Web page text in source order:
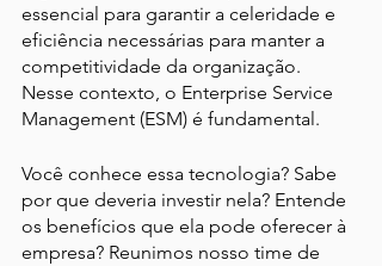
essencial para garantir a celeridade e
eficiência necessárias para manter a
competitividade da organização.
Nesse contexto, o Enterprise Service
Management (ESM) é fundamental.
Você conhece essa tecnologia? Sabe
por que deveria investir nela? Entende
os benefícios que ela pode oferecer à
empresa? Reunimos nosso time de